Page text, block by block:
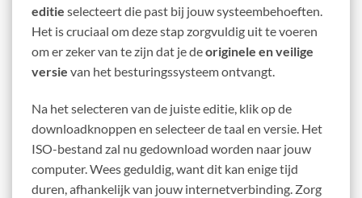
editie selecteert die past bij jouw systeembehoeften.
Het is cruciaal om deze stap zorgvuldig uit te voeren
om er zeker van te zijn dat je deoriginele en veilige
versie van het besturingssysteem ontvangt.
Na het selecteren van de juiste editie, klik op de
downloadknoppen en selecteer de taal en versie. Het
ISO-bestand zal nu gedownload worden naar jouw
computer. Wees geduldig, want dit kan enige tijd
duren, afhankelijk van jouw internetverbinding. Zorg